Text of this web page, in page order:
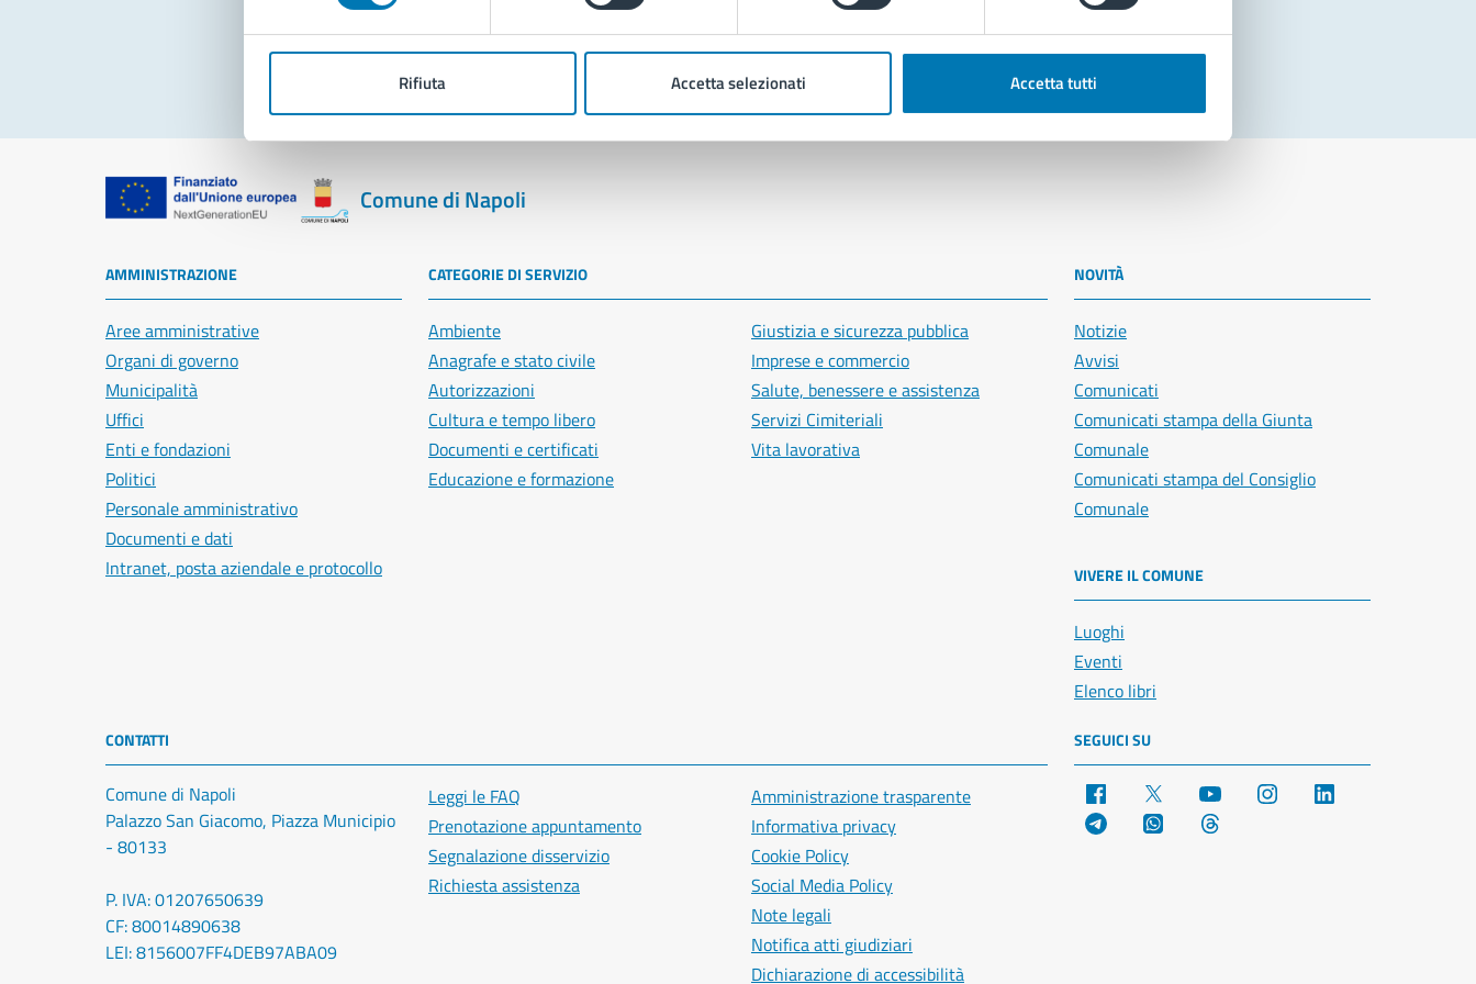
Rifiuta Accetta selezionati Accetta tutti
Segnala disservizio
Comune di Napoli
AMMINISTRAZIONE
Aree amministrative
Organi di governo
Municipalità
Uffici
Enti e fondazioni
Politici
Personale amministrativo
Documenti e dati
Intranet, posta aziendale e protocollo
CATEGORIE DI SERVIZIO
Ambiente
Anagrafe e stato civile
Autorizzazioni
Cultura e tempo libero
Documenti e certificati
Educazione e formazione
Giustizia e sicurezza pubblica
Imprese e commercio
Salute, benessere e assistenza
Servizi Cimiteriali
Vita lavorativa
NOVITÀ
Notizie
Avvisi
Comunicati
Comunicati stampa della Giunta
Comunale
Comunicati stampa del Consiglio
Comunale
VIVERE IL COMUNE
Luoghi
Eventi
Elenco libri
CONTATTI
Comune di Napoli
Palazzo San Giacomo, Piazza Municipio
- 80133
P. IVA: 01207650639
CF: 80014890638
LEI: 8156007FF4DEB97ABA09
Leggi le FAQ
Prenotazione appuntamento
Segnalazione disservizio
Richiesta assistenza
Amministrazione trasparente
Informativa privacy
Cookie Policy
Social Media Policy
Note legali
Notifica atti giudiziari
Dichiarazione di accessibilità
SEGUICI SU
Facebook YouTube Instagram
Telegram WhatsApp